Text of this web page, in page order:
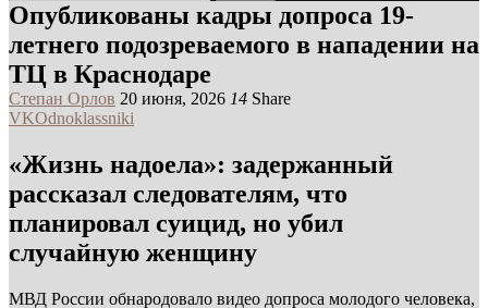
Опубликованы кадры допроса 19-
летнего подозреваемого в нападении на
ТЦ в Краснодаре
Степан Орлов 20 июня, 2026 14 Share
VKOdnoklassniki
«Жизнь надоела»: задержанный
рассказал следователям, что
планировал суицид, но убил
случайную женщину
МВД России обнародовало видео допроса молодого человека,